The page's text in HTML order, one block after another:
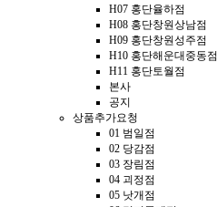
H07 홍단율하점
H08 홍단창원상남점
H09 홍단창원성주점
H10 홍단해운대중동점
H11 홍단토월점
본사
공지
상품추가요청
01 범일점
02 당감점
03 장림점
04 괴정점
05 낫개점